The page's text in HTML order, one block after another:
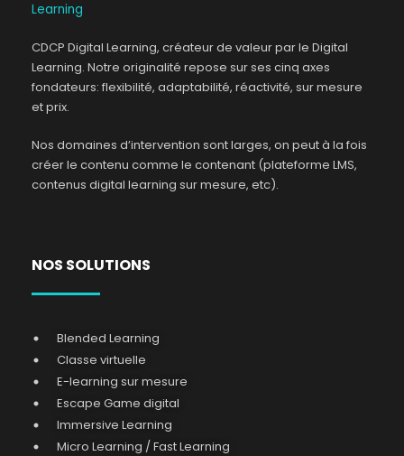
CDCP Digital Learning, créateur de valeur par le Digital
Learning. Notre originalité repose sur ses cinq axes
fondateurs: flexibilité, adaptabilité, réactivité, sur mesure
et prix.
Nos domaines d’intervention sont larges, on peut à la fois
créer le contenu comme le contenant (plateforme LMS,
contenus digital learning sur mesure, etc).
NOS SOLUTIONS
Blended Learning
Classe virtuelle
E-learning sur mesure
Escape Game digital
Immersive Learning
Micro Learning / Fast Learning